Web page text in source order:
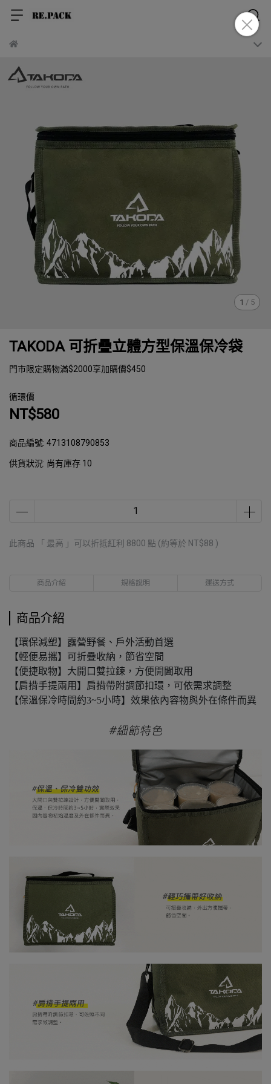
1 / 5
TAKODA 可折疊立體方型保溫保冷袋
門市限定購物滿$2000享加購價$450
循環價
NT$580
商品編號:4713108790853
供貨狀況: 尚有庫存 10
此商品 「 最高 」可以折抵紅利 8800 點 (約等於 NT$88 )
商品介紹 規格說明 運送方式
商品介紹
【環保減塑】露營野餐、戶外活動首選
【輕便易攜】可折疊收納，節省空間
【便捷取物】大開口雙拉鍊，方便開闔取用
【肩揹手提兩用】肩揹帶附調節扣環，可依需求調整
【保溫保冷時間約3~5小時】效果依內容物與外在條件而異